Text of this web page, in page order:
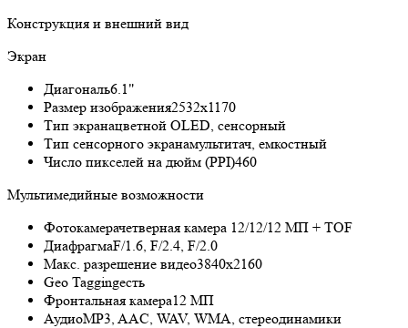
Конструкция и внешний вид
Экран
Диагональ6.1"
Размер изображения2532x1170
Тип экранацветной OLED, сенсорный
Тип сенсорного экранамультитач, емкостный
Число пикселей на дюйм (PPI)460
Мультимедийные возможности
Фотокамерачетверная камера 12/12/12 МП + TOF
ДиафрагмаF/1.6, F/2.4, F/2.0
Макс. разрешение видео3840x2160
Geo Taggingесть
Фронтальная камера12 МП
АудиоMP3, AAC, WAV, WMA, стереодинамики